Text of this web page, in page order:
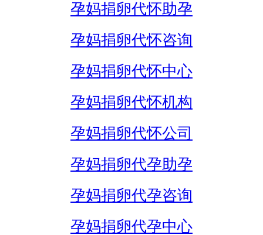
孕妈捐卵代怀助孕
孕妈捐卵代怀咨询
孕妈捐卵代怀中心
孕妈捐卵代怀机构
孕妈捐卵代怀公司
孕妈捐卵代孕助孕
孕妈捐卵代孕咨询
孕妈捐卵代孕中心